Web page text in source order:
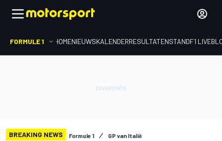
FORMULE 1 HOMENIEUWSKALENDERRESULTATENSTANDF1
BREAKING NEWS Formule 1 GP van Italië